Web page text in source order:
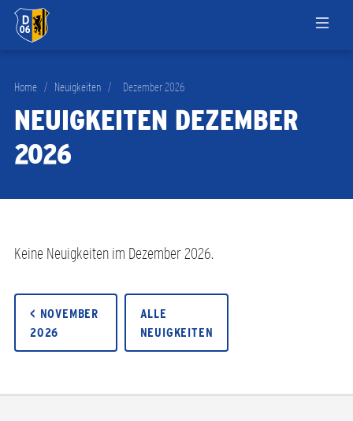
Home / Neuigkeiten / Dezember 2026
NEUIGKEITEN DEZEMBER
2026
Keine Neuigkeiten im Dezember 2026.
< NOVEMBER
2026
ALLE
NEUIGKEITEN